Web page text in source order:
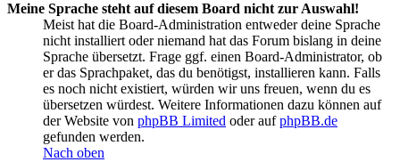
Meine Sprache steht auf diesem Board nicht zur Auswahl!
Meist hat die Board-Administration entweder deine Sprache
nicht installiert oder niemand hat das Forum bislang in deine
Sprache übersetzt. Frage ggf. einen Board-Administrator, ob
er das Sprachpaket, das du benötigst, installieren kann. Falls
es noch nicht existiert, würden wir uns freuen, wenn du es
übersetzen würdest. Weitere Informationen dazu können auf
der Website von phpBB Limited oder aufphpBB.de
gefunden werden.
Nach oben